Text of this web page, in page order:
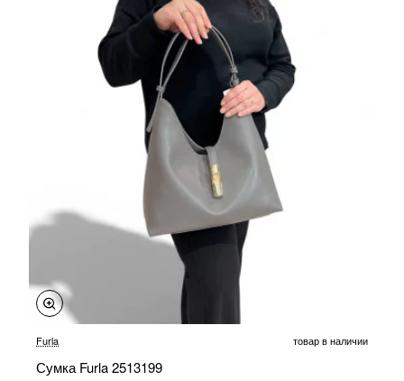
Furla товар в наличии
Сумка Furla 2513199